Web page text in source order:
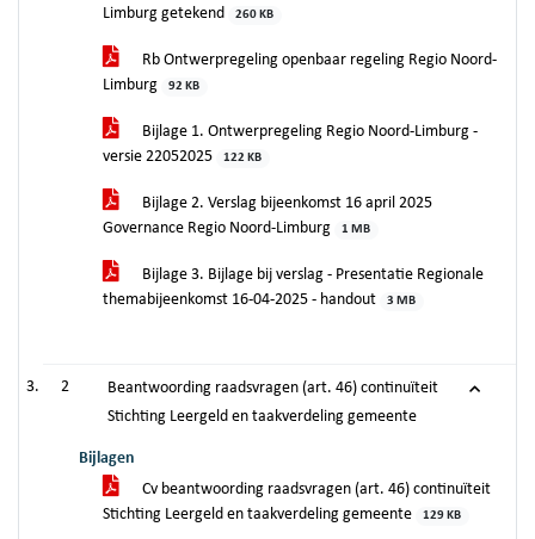
Limburg getekend
260 KB
Rb Ontwerpregeling openbaar regeling Regio Noord-
Limburg
92 KB
Bijlage 1. Ontwerpregeling Regio Noord-Limburg -
versie 22052025
122 KB
Bijlage 2. Verslag bijeenkomst 16 april 2025
Governance Regio Noord-Limburg
1 MB
Bijlage 3. Bijlage bij verslag - Presentatie Regionale
themabijeenkomst 16-04-2025 - handout
3 MB
2
Beantwoording raadsvragen (art. 46) continuïteit
Stichting Leergeld en taakverdeling gemeente
Bijlagen
Cv beantwoording raadsvragen (art. 46) continuïteit
Stichting Leergeld en taakverdeling gemeente
129 KB